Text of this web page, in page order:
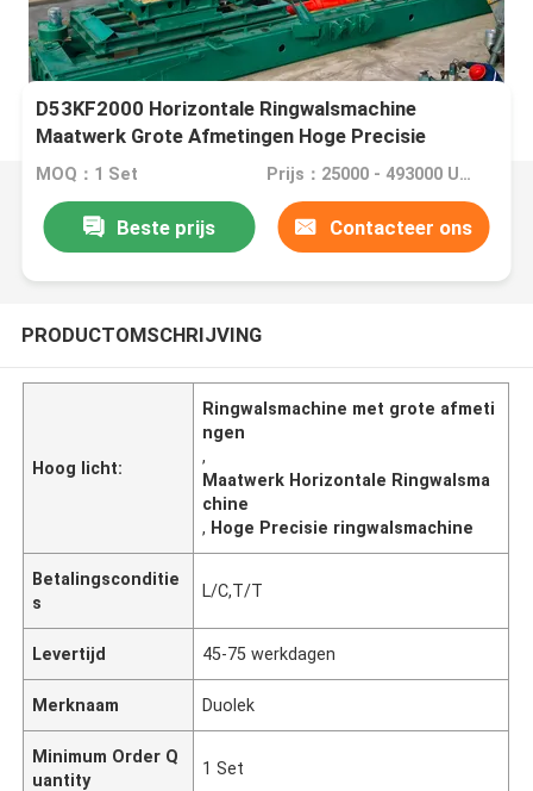
D53KF2000 Horizontale Ringwalsmachine
Maatwerk Grote Afmetingen Hoge Precisie
MOQ：1 Set Prijs：25000 - 493000 USD Per Set
Beste prijs Contacteer ons
PRODUCTOMSCHRIJVING
Hoog licht:
Ringwalsmachine met grote afmeti
ngen
,
Maatwerk Horizontale Ringwalsma
chine
, Hoge Precisie ringwalsmachine
Betalingsconditie
s
L/C,T/T
Levertijd 45-75 werkdagen
Merknaam Duolek
Minimum Order Q
uantity
1 Set